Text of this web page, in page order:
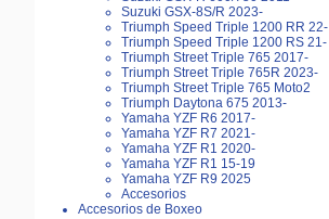
Suzuki GSX-8S/R 2023-
Triumph Speed Triple 1200 RR 22-
Triumph Speed Triple 1200 RS 21-
Triumph Street Triple 765 2017-
Triumph Street Triple 765R 2023-
Triumph Street Triple 765 Moto2
Triumph Daytona 675 2013-
Yamaha YZF R6 2017-
Yamaha YZF R7 2021-
Yamaha YZF R1 2020-
Yamaha YZF R1 15-19
Yamaha YZF R9 2025
Accesorios
Accesorios de Boxeo